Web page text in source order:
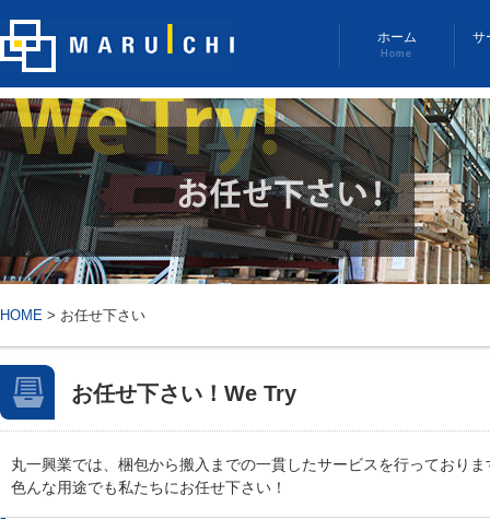
ホーム
Home
サ
HOME > お任せ下さい
お任せ下さい！ We Try
丸一興業では、梱包から搬入までの一貫したサービスを行っておりま
色んな用途でも私たちにお任せ下さい！